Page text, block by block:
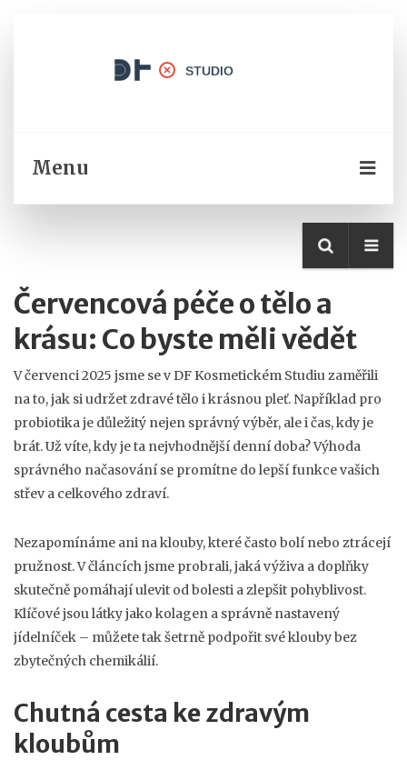
Menu
Červencová péče o tělo a
krásu: Co byste měli vědět
V červenci 2025 jsme se v DF Kosmetickém Studiu zaměřili
na to, jak si udržet zdravé tělo i krásnou pleť. Například pro
probiotika je důležitý nejen správný výběr, ale i čas, kdy je
brát. Už víte, kdy je ta nejvhodnější denní doba? Výhoda
správného načasování se promítne do lepší funkce vašich
střev a celkového zdraví.
Nezapomínáme ani na klouby, které často bolí nebo ztrácejí
pružnost. V článcích jsme probrali, jaká výživa a doplňky
skutečně pomáhají ulevit od bolesti a zlepšit pohyblivost.
Klíčové jsou látky jako kolagen a správně nastavený
jídelníček – můžete tak šetrně podpořit své klouby bez
zbytečných chemikálií.
Chutná cesta ke zdravým
kloubům